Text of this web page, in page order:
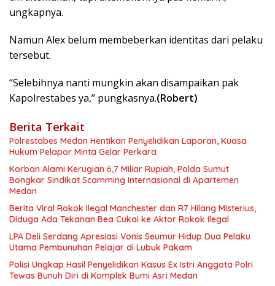
ungkapnya.
Namun Alex belum membeberkan identitas dari pelaku
tersebut.
“Selebihnya nanti mungkin akan disampaikan pak
Kapolrestabes ya,” pungkasnya.(Robert)
Berita Terkait
Polrestabes Medan Hentikan Penyelidikan Laporan, Kuasa
Hukum Pelapor Minta Gelar Perkara
Korban Alami Kerugian 6,7 Miliar Rupiah, Polda Sumut
Bongkar Sindikat Scamming Internasional di Apartemen
Medan
Berita Viral Rokok Ilegal Manchester dan R7 Hilang Misterius,
Diduga Ada Tekanan Bea Cukai ke Aktor Rokok Ilegal
LPA Deli Serdang Apresiasi Vonis Seumur Hidup Dua Pelaku
Utama Pembunuhan Pelajar di Lubuk Pakam
Polisi Ungkap Hasil Penyelidikan Kasus Ex Istri Anggota Polri
Tewas Bunuh Diri di Komplek Bumi Asri Medan